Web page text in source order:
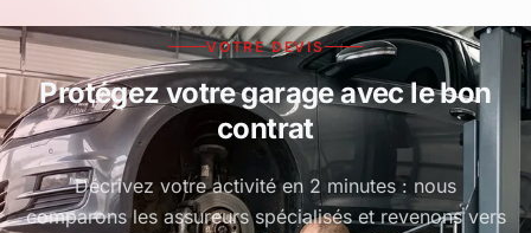
VOTRE DEVIS
Protégez votre garage avec le bon
contrat
Décrivez votre activité en 2 minutes : nous
comparons les assureurs spécialisés et revenons vers